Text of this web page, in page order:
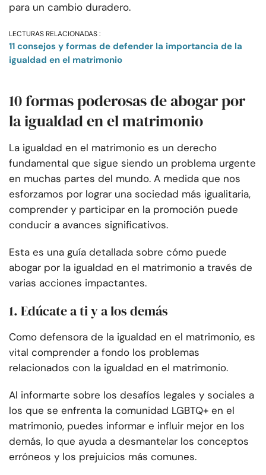
para un cambio duradero.
LECTURAS RELACIONADAS :
11 consejos y formas de defender la importancia de la
igualdad en el matrimonio
10 formas poderosas de abogar por
la igualdad en el matrimonio
La igualdad en el matrimonio es un derecho
fundamental que sigue siendo un problema urgente
en muchas partes del mundo. A medida que nos
esforzamos por lograr una sociedad más igualitaria,
comprender y participar en la promoción puede
conducir a avances significativos.
Esta es una guía detallada sobre cómo puede
abogar por la igualdad en el matrimonio a través de
varias acciones impactantes.
1. Edúcate a ti y a los demás
Como defensora de la igualdad en el matrimonio, es
vital comprender a fondo los problemas
relacionados con la igualdad en el matrimonio.
Al informarte sobre los desafíos legales y sociales a
los que se enfrenta la comunidad LGBTQ+ en el
matrimonio, puedes informar e influir mejor en los
demás, lo que ayuda a desmantelar los conceptos
erróneos y los prejuicios más comunes.